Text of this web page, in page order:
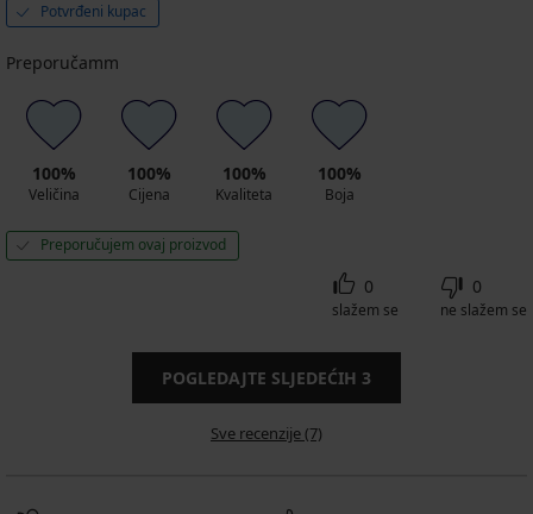
Potvrđeni kupac
Preporučamm
100%
Veličina
100%
Cijena
100%
Kvaliteta
100%
Boja
Preporučujem ovaj proizvod
0
slažem se
0
ne slažem se
POGLEDAJTE SLJEDEĆIH 3
Sve recenzije (7)